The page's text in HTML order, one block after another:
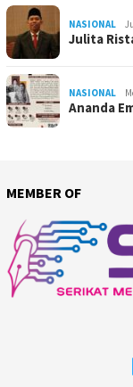
NASIONAL
Julita
NASIONAL
Ananda
MEMBER OF